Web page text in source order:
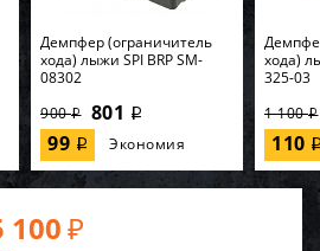
Демпфер (ограничитель
хода) лыжи SPI BRP SM-
08302
900i 801 i
99 i Экономия
хода)
325-03
1 100i
110
100 ₽